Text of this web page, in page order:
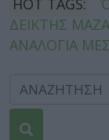
HOT TAGS:
ΔΕΙΚΤΗΣ
ΑΝΑΛΟΓΙΑ